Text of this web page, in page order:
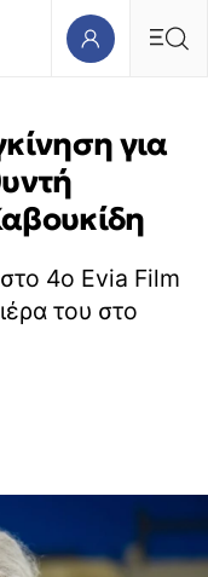
για
4ο Evia Film
του στο